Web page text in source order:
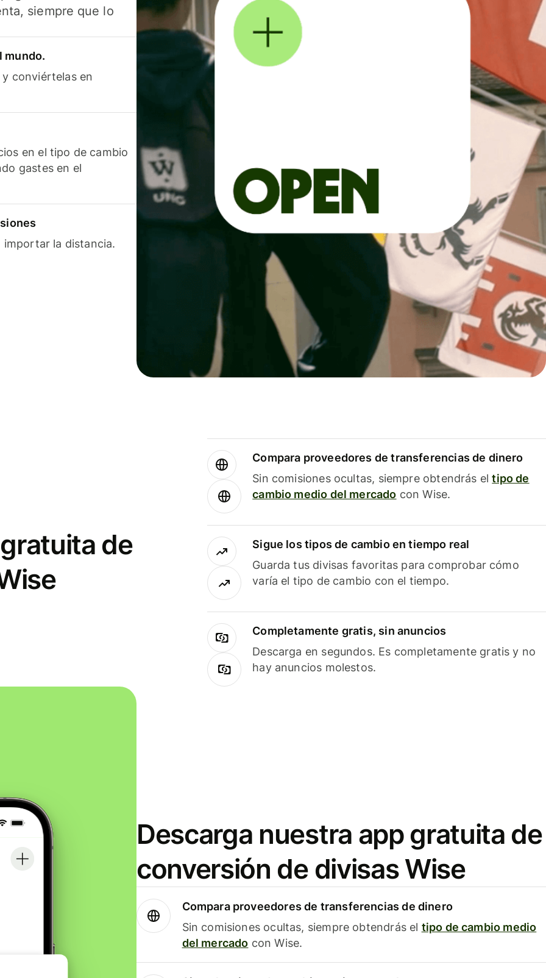
siempre que lo
mundo.
conviértelas en
en el tipo de cambio
gastes en el
importar la distancia.
de
Compara proveedores de transferencias de dinero
Sin comisiones ocultas, siempre obtendrás eltipo de
cambio medio del mercado con Wise.
Sigue los tipos de cambio en tiempo real
Guarda tus divisas favoritas para comprobar cómo
varía el tipo de cambio con el tiempo.
Completamente gratis, sin anuncios
Descarga en segundos. Es completamente gratis y no
hay anuncios molestos.
Descarga nuestra app gratuita de
conversión de divisas Wise
Compara proveedores de transferencias de dinero
Sin comisiones ocultas, siempre obtendrás el tipo de cambio medio
del mercado con Wise.